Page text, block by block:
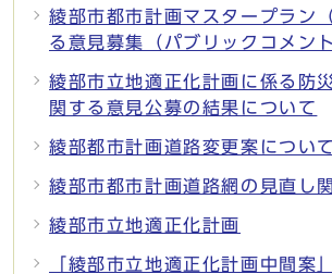
綾部市都市計画マスタープラン
る意見募集（パブリックコメン
綾部市立地適正化計画に係る防
関する意見公募の結果について
綾部都市計画道路変更案について
綾部市都市計画道路網の見直し
綾部市立地適正化計画
「綾部市立地適正化計画中間案